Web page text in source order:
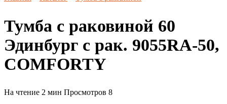
Тумба с раковиной 60
Эдинбург с рак. 9055RA-50,
COMFORTY
На чтение 2 мин Просмотров 8